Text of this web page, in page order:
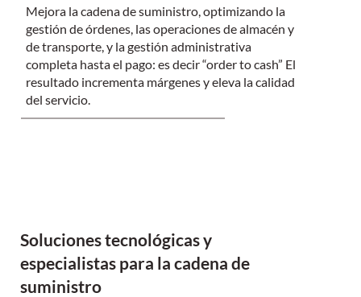
Soluciones tecnológicas y
especialistas para la cadena de
suministro
Mejora lacadena de suministro , optimizando la
gestión de órdenes , lasoperaciones de almacén y
de transporte, y la gestión administrativa
completa hasta el pago: es decir “order to cash” El
resultado incrementa márgenes y eleva la calidad
del servicio.